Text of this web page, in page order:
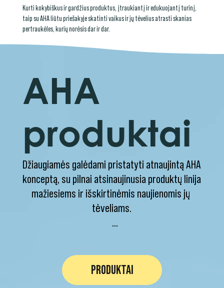
Kurti kokybiškus ir gardžius produktus, įtraukiantį ir edukuojantį turinį,
taip su AHA liūtu priešakyje skatinti vaikus ir jų tėvelius atrasti skanias
pertraukėles, kurių norėsis dar ir dar.
PRODUKTAI
AHA
produktai
Džiaugiamės galėdami pristatyti atnaujintą AHA
konceptą, su pilnai atsinaujinusia produktų linija
mažiesiems ir išskirtinėmis naujienomis jų
tėveliams.
su sausų pusryčių ir šokoladinių kiaušinių
kategorijomis, tačiau šiais metais į rinką žengia
su nauja žinute ir atsinaujinusiais produktais